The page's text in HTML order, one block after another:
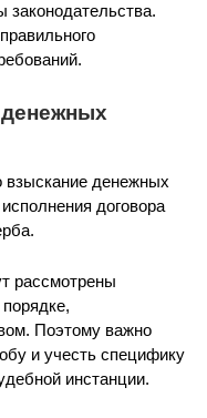
взыскание денежных
договора
рассмотрены
Поэтому важно
и учесть специфику
инстанции.